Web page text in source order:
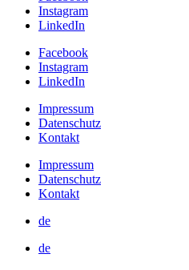
Instagram
LinkedIn
Facebook
Instagram
LinkedIn
Impressum
Datenschutz
Kontakt
Impressum
Datenschutz
Kontakt
de
de